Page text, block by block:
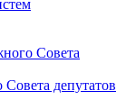
Совета
депутатов